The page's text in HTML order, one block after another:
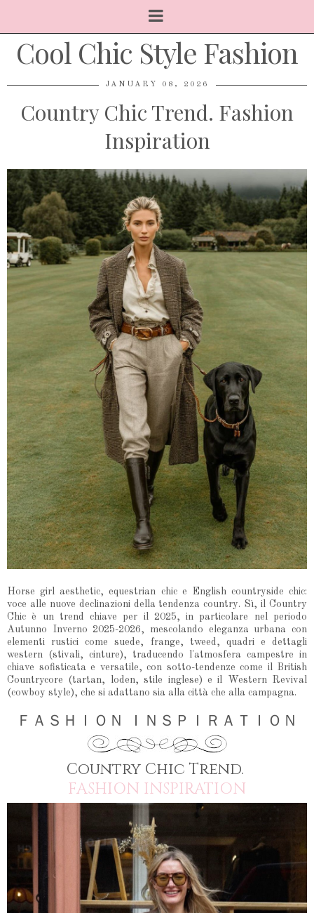
Cool Chic Style Fashion
JANUARY 08, 2026
Country Chic Trend. Fashion
Inspiration
Horse girl aesthetic, equestrian chic e English countryside chic:
voce alle nuove declinazioni della tendenza country. Sì, il Country
Chic è un trend chiave per il 2025, in particolare nel periodo
Autunno Inverno 2025-2026, mescolando eleganza urbana con
elementi rustici come suede, frange, tweed, quadri e dettagli
western (stivali, cinture), traducendo l'atmosfera campestre in
chiave sofisticata e versatile, con sotto-tendenze come il British
Countrycore (tartan, loden, stile inglese) e il Western Revival
(cowboy style), che si adattano sia alla città che alla campagna.
ＦＡＳＨＩＯＮ ＩＮＳＰＩＲＡＴＩＯＮ
Country Chic Trend.
FASHION INSPIRATION